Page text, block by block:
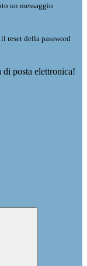
un messaggio
reset della password
posta elettronica!